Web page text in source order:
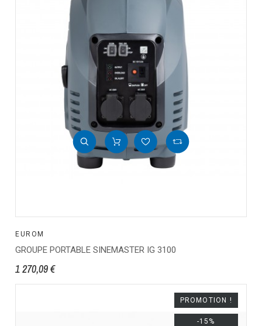
EUROM
GROUPE PORTABLE SINEMASTER IG 3100
1 270,09 €
PROMOTION !
-15%